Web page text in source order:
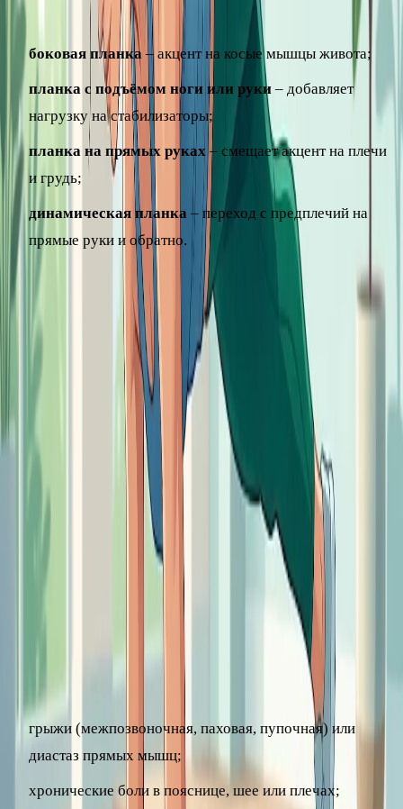
упражнение:
боковая планка – акцент на косые мышцы живота;
планка с подъёмом ноги или руки – добавляет
нагрузку на стабилизаторы;
планка на прямых руках– смещает акцент на плечи
и грудь;
динамическая планка – переход с предплечий на
прямые руки и обратно.
Планку удобно встраивать в любую тренировку или даже
в утренний ритуал; подробнее об утренней зарядке
читайте в отдельном материале раздела. А если хотите
целенаправленно проработать живот, упражнения для
пресса в домашних условиях мы разбираем подробнее в
Кому планка может навредить и
когда к врачу
Несмотря на пользу, планка подходит не всем.
Упражнение повышает внутрибрюшное давление и
нагружает поясницу, поэтому при некоторых состояниях
нужна осторожность. Проконсультируйтесь с врачом,
прежде чем включать планку, если у вас:
грыжи (межпозвоночная, паховая, пупочная) или
диастаз прямых мышц;
хронические боли в пояснице, шее или плечах;